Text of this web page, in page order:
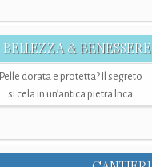
BELLEZZA & BENESSERE
Pelle dorata e protetta? Il segreto
si cela in un’antica pietra Inca